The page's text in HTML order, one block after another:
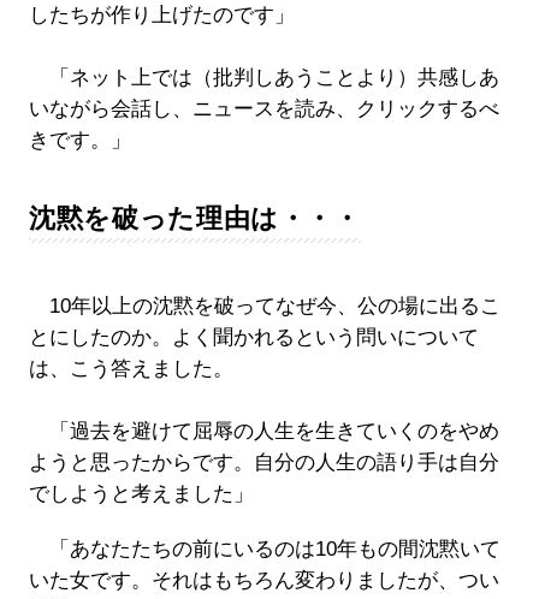
したちが作り上げたのです」
「ネット上では（批判しあうことより）共感しあ
いながら会話し、ニュースを読み、クリックするべ
きです。」
沈黙を破った理由は・・・
10年以上の沈黙を破ってなぜ今、公の場に出るこ
とにしたのか。よく聞かれるという問いについて
は、こう答えました。
「過去を避けて屈辱の人生を生きていくのをやめ
ようと思ったからです。自分の人生の語り手は自分
でしようと考えました」
「あなたたちの前にいるのは10年もの間沈黙いて
いた女です。それはもちろん変わりましたが、つい